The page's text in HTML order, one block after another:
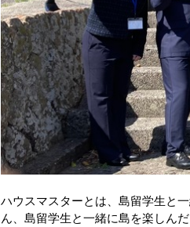
ハウスマスターとは、島留学生と
ん、島留学生と一緒に島を楽しん